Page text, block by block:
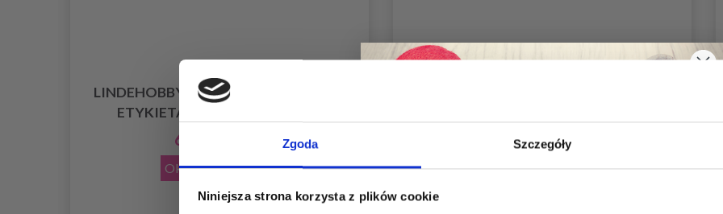
Zgoda Szczegóły
Niniejsza strona korzysta z plików cookie
LINDEHOBBY PERFECTLY IMPERFECT
ETYKIETA (7 CM X 1 CM), 5 SZT.
6,50 zł
Okazja31/08/2026
6,50 zł12,95 zł
Okazja31/08/2026
Oszczędź nawet do 50%